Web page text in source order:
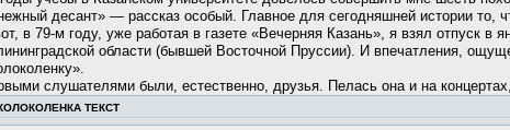
десант» — рассказ особый. Главное для сегодняшней истории то,
в 79-м году, уже работая в газете «Вечерняя Казань», я взял отпуск
области (бывшей Восточной Пруссии). И впечатления,
слушателями были, естественно, друзья. Пелась она и на
ТЕКСТ